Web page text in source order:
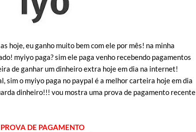
hoje, eu ganho muito bem com ele por mês! na minha
myiyo paga? sim ele paga venho recebendo pagamentos
de ganhar um dinheiro extra hoje em dia na internet!
sim o myiyo paga no paypal é a melhor carteira hoje em dia
dinheiro!!! vou mostra uma prova de pagamento recente
PROVA DE PAGAMENTO